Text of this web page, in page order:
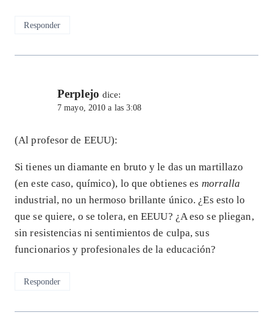
Responder
Perplejo dice:
7 mayo, 2010 a las 3:08
(Al profesor de EEUU):
Si tienes un diamante en bruto y le das un martillazo
(en este caso, químico), lo que obtienes es morralla
industrial, no un hermoso brillante único. ¿Es esto lo
que se quiere, o se tolera, en EEUU? ¿A eso se pliegan,
sin resistencias ni sentimientos de culpa, sus
funcionarios y profesionales de la educación?
Responder